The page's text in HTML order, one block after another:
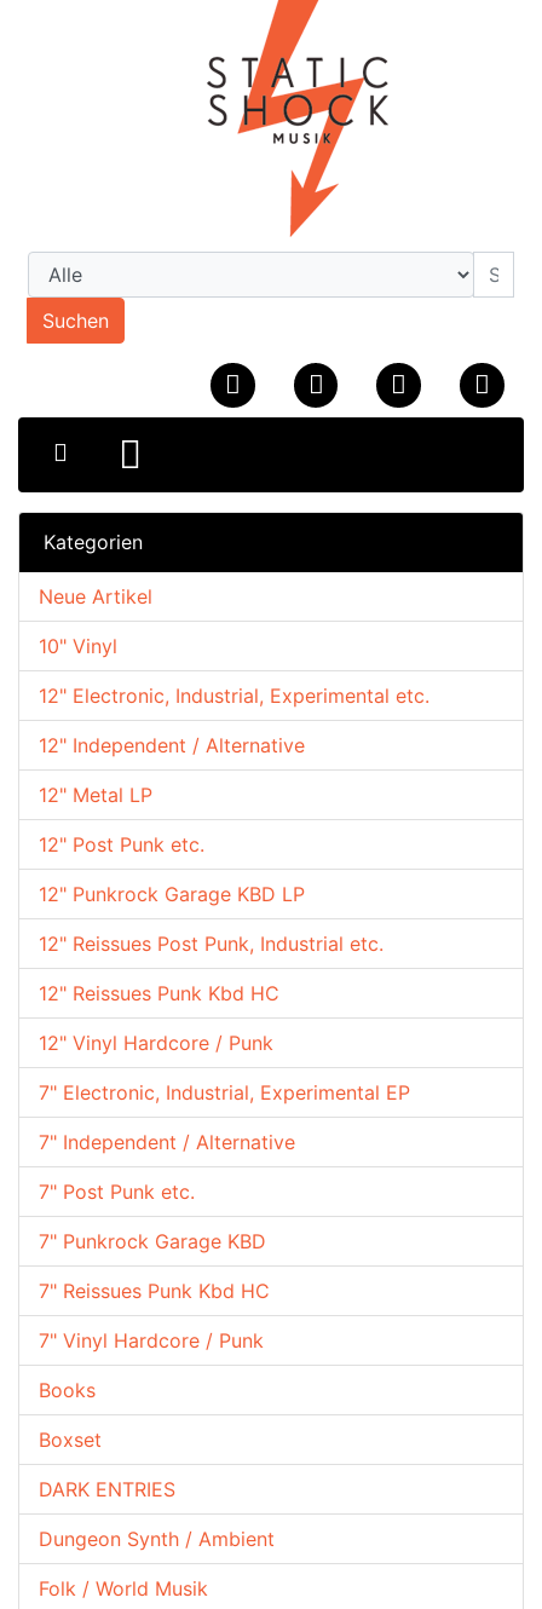
Suchen
Kategorien
10" Vinyl
12" Electronic, Industrial, Experimental etc.
12" Independent / Alternative
12" Metal LP
12" Post Punk etc.
12" Punkrock Garage KBD LP
12" Reissues Post Punk, Industrial etc.
12" Reissues Punk Kbd HC
12" Vinyl Hardcore / Punk
7" Electronic, Industrial, Experimental EP
7" Independent / Alternative
7" Post Punk etc.
7" Punkrock Garage KBD
7" Reissues Punk Kbd HC
7" Vinyl Hardcore / Punk
Books
Boxset
DARK ENTRIES
Dungeon Synth / Ambient
Folk / World Musik
Neue Artikel